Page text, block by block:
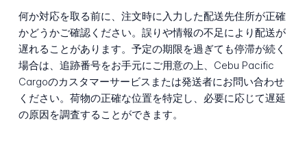
何か対応を取る前に、注文時に入力した配送先住所が正確
かどうかご確認ください。誤りや情報の不足により配送が
遅れることがあります。予定の期限を過ぎても停滞が続く
場合は、追跡番号をお手元にご用意の上、Cebu Pacific
Cargoのカスタマーサービスまたは発送者にお問い合わせ
ください。荷物の正確な位置を特定し、必要に応じて遅延
の原因を調査することができます。